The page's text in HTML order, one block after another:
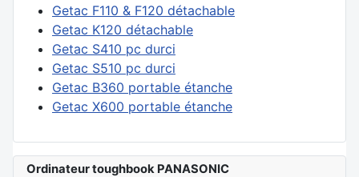
Getac F110 & F120 détachable
Getac K120 détachable
Getac S410 pc durci
Getac S510 pc durci
Getac B360 portable étanche
Getac X600 portable étanche
Ordinateur toughbook PANASONIC